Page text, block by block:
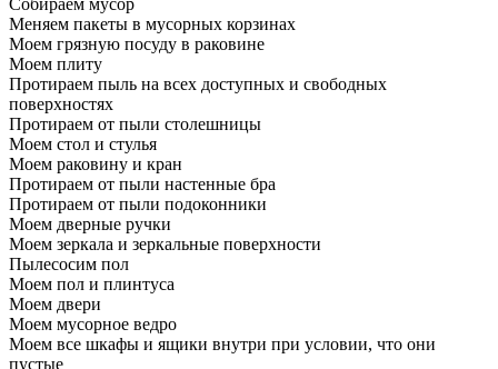
Собираем мусор
Меняем пакеты в мусорных корзинах
Моем грязную посуду в раковине
Моем плиту
Протираем пыль на всех доступных и свободных
поверхностях
Протираем от пыли столешницы
Моем стол и стулья
Моем раковину и кран
Протираем от пыли настенные бра
Протираем от пыли подоконники
Моем дверные ручки
Моем зеркала и зеркальные поверхности
Пылесосим пол
Моем пол и плинтуса
Моем двери
Моем мусорное ведро
Моем все шкафы и ящики внутри при условии, что они
пустые